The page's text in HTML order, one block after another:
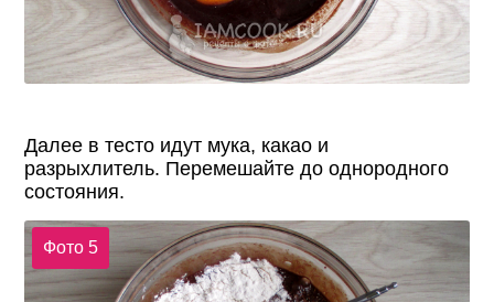
Далее в тесто идут мука, какао и
разрыхлитель. Перемешайте до однородного
состояния.
Фото 5